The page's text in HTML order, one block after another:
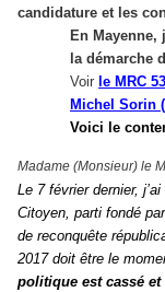
candidature et les
En
la démarche
Voir le MRC
Michel Sorin
Voici le
Madame (Monsieur) le
Le 7 février dernier,
Citoyen, parti fondé
de reconquête
2017 doit être le
politique est cassé